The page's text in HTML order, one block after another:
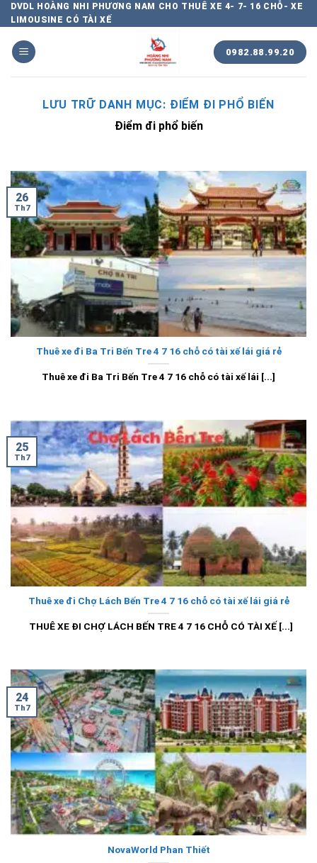
Chuyển
đến
nội
dung
DVDL HOÀNG NHI PHƯƠNG NAM CHO THUÊ XE 4- 7- 16 CHỖ- XE
LIMOUSINE CÓ TÀI XẾ
0982.88.99.20
LƯU TRỮ DANH MỤC: ĐIỂM ĐI PHỔ BIẾN
Điểm đi phổ biến
Thuê xe đi Ba Tri Bến Tre 4 7 16 chỗ có tài xế lái giá rẻ
Thuê xe đi Ba Tri Bến Tre 4 7 16 chỗ có tài xế lái [...]
26
Th7
Thuê xe đi Chợ Lách Bến Tre 4 7 16 chỗ có tài xế lái giá rẻ
THUÊ XE ĐI CHỢ LÁCH BẾN TRE 4 7 16 CHỖ CÓ TÀI XẾ [...]
25
Th7
NovaWorld Phan Thiết
24
Th7